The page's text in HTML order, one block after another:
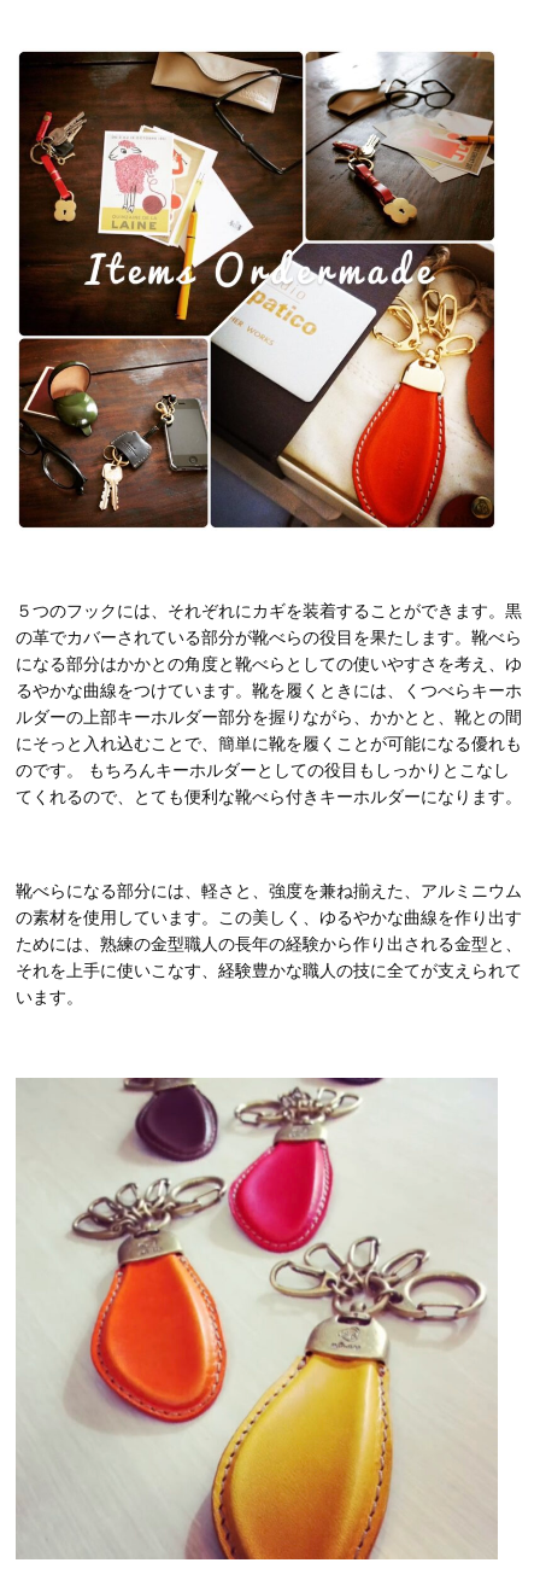
５つのフックには、それぞれにカギを装着することができます。黒
の革でカバーされている部分が靴べらの役目を果たします。靴べら
になる部分はかかとの角度と靴べらとしての使いやすさを考え、ゆ
るやかな曲線をつけています。靴を履くときには、くつべらキーホ
ルダーの上部キーホルダー部分を握りながら、かかとと、靴との間
にそっと入れ込むことで、簡単に靴を履くことが可能になる優れも
のです。 もちろんキーホルダーとしての役目もしっかりとこなし
てくれるので、とても便利な靴べら付きキーホルダーになります。
靴べらになる部分には、軽さと、強度を兼ね揃えた、アルミニウム
の素材を使用しています。この美しく、ゆるやかな曲線を作り出す
ためには、熟練の金型職人の長年の経験から作り出される金型と、
それを上手に使いこなす、経験豊かな職人の技に全てが支えられて
います。